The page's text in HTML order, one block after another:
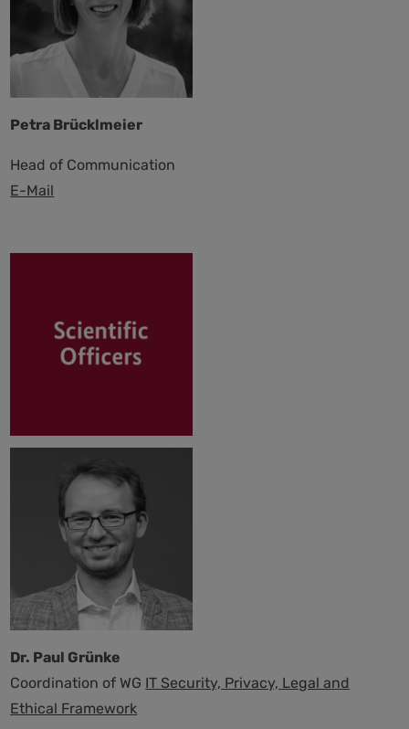
Petra Brücklmeier
Head of Communication
E-Mail
Dr. Paul Grünke
Coordination of WG IT Security, Privacy, Legal and
Ethical Framework